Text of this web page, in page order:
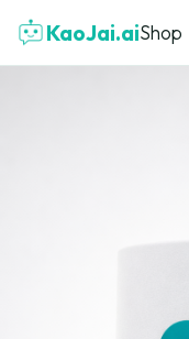
KaoJai.aiShop